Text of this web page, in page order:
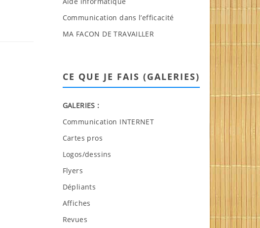
Communication dans l’efficacité
MA FACON DE TRAVAILLER
CE QUE JE FAIS (GALERIES)
GALERIES :
Communication INTERNET
Cartes pros
Logos/dessins
Flyers
Dépliants
Affiches
Revues